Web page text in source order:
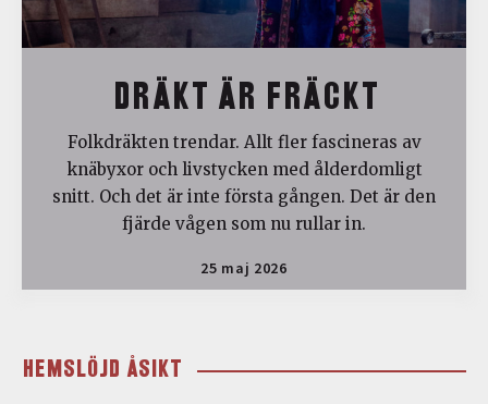
DRÄKT ÄR FRÄCKT
Folkdräkten trendar. Allt fler fascineras av
knäbyxor och livstycken med ålderdomligt
snitt. Och det är inte första gången. Det är den
fjärde vågen som nu rullar in.
25 maj 2026
HEMSLÖJD ÅSIKT